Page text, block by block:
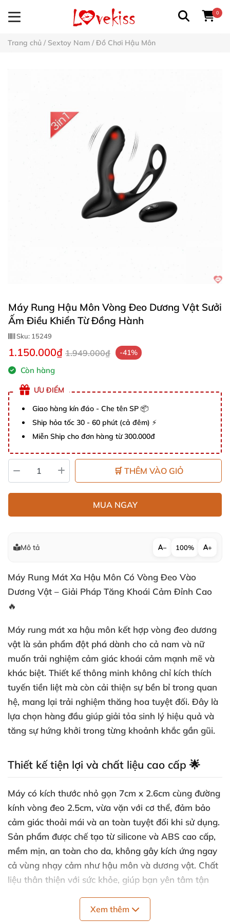
0
Trang chủ / Sextoy Nam / Đồ Chơi Hậu Môn
Máy Rung Hậu Môn Vòng Đeo Dương Vật Sưởi
Ấm Điều Khiển Từ Đồng Hành
Sku: 15249
1.150.000₫ 1.949.000₫ -41%
Còn hàng
ƯU ĐIỂM
Giao hàng kín đáo - Che tên SP 📦
Ship hỏa tốc 30 - 60 phút (cả đêm) ⚡
Miễn Ship cho đơn hàng từ 300.000đ
🛒 THÊM VÀO GIỎ
MUA NGAY
Mô tả − 100% +
Máy Rung Mát Xa Hậu Môn Có Vòng Đeo Vào
Dương Vật – Giải Pháp Tăng Khoái Cảm Đỉnh Cao
🔥
Máy rung mát xa hậu môn kết hợp vòng đeo dương
vật là sản phẩm đột phá dành cho cả nam và nữ
muốn trải nghiệm cảm giác khoái cảm mạnh mẽ và
khác biệt. Thiết kế thông minh không chỉ kích thích
tuyến tiền liệt mà còn cải thiện sự bền bỉ trong quan
hệ, mang lại trải nghiệm thăng hoa tuyệt đối. Đây là
lựa chọn hàng đầu giúp giải tỏa sinh lý hiệu quả và
tăng sự hứng khởi trong từng khoảnh khắc gần gũi.
Thiết kế tiện lợi và chất liệu cao cấp 🌟
Máy có kích thước nhỏ gọn 7cm x 2.6cm cùng đường
kính vòng đeo 2.5cm, vừa vặn với cơ thể, đảm bảo
cảm giác thoải mái và an toàn tuyệt đối khi sử dụng.
Sản phẩm được chế tạo từ silicone và ABS cao cấp,
mềm mịn, an toàn cho da, không gây kích ứng ngay
cả vùng nhạy cảm như hậu môn và dương vật. Chất
liệu thân thiện với sức khỏe, giúp bạn yên tâm tận
Xem thêm